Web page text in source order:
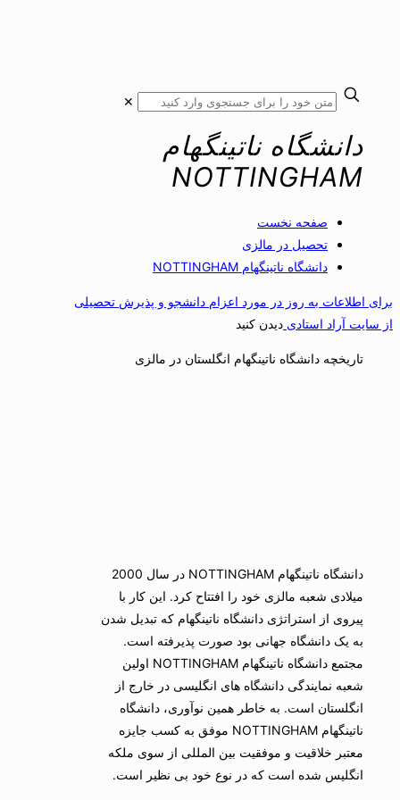
✕
دانشگاه ناتینگهام
NOTTINGHAM
صفحه نخست
تحصیل در مالزی
دانشگاه ناتینگهام NOTTINGHAM
برای اطلاعات به روز در مورد اعزام دانشجو و پذیرش تحصیلی
از سایت آراد استادی دیدن کنید
تاریخچه دانشگاه ناتینگهام انگلستان در مالزی
دانشگاه ناتینگهام NOTTINGHAM در سال 2000
میلادی شعبه مالزی خود را افتتاح کرد. این کار با
پیروی از استراتژی دانشگاه ناتینگهام که تبدیل شدن
به یک دانشگاه جهانی بود صورت پذیرفته است.
مجتمع دانشگاه ناتینگهام NOTTINGHAM اولین
شعبه نمایندگی دانشگاه های انگلیسی در خارج از
انگلستان است. به خاطر همین نوآوری، دانشگاه
ناتینگهام NOTTINGHAM موفق به کسب جایزه
معتبر خلاقیت و موفقیت بین المللی از سوی ملکه
انگلیس شده است که در نوع خود بی نظیر است.